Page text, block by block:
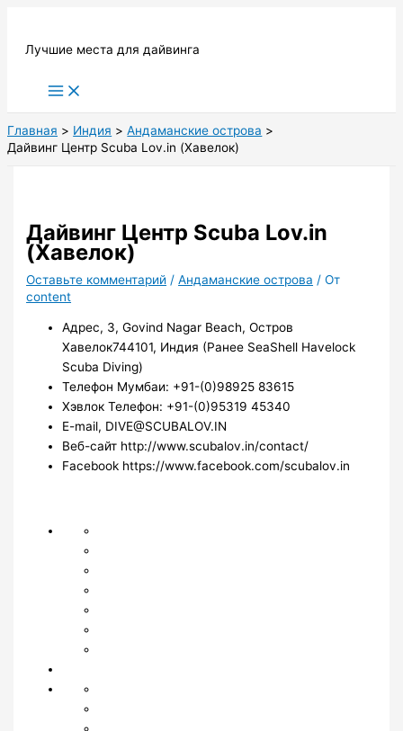
содержимому
Лучшие места для дайвинга
Main
Menu
Главная Индия
Андаманские острова
Дайвинг Центр Scuba Lov.in (Хавелок)
Дайвинг Центр Scuba Lov.in
(Хавелок)
Оставьте комментарий /Андаманские острова / От
content
Адрес, 3, Govind Nagar Beach, Остров
Хавелок744101, Индия (Ранее SeaShell Havelock
Scuba Diving)
Телефон Мумбаи: +91-(0)98925 83615
Хэвлок Телефон: +91-(0)95319 45340
E-mail, DIVE@SCUBALOV.IN
Веб-сайт http://www.scubalov.in/contact/
Facebook https://www.facebook.com/scubalov.in